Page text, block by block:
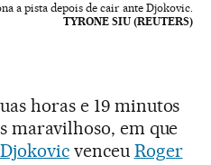
a pista depois de cair ante Djokovic.
TYRONE SIU (REUTERS)
horas e 19 minutos
maravilhoso, em que
venceu Roger